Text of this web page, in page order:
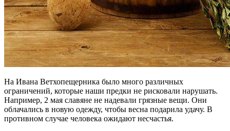
На Ивана Ветхопещерника было много различных
ограничений, которые наши предки не рисковали нарушать.
Например, 2 мая славяне не надевали грязные вещи. Они
облачались в новую одежду, чтобы весна подарила удачу. В
противном случае человека ожидают несчастья.